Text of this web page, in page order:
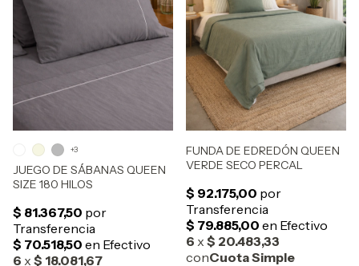
JUEGO DE SÁBANAS QUEEN
SIZE 180 HILOS
+3
FUNDA DE EDREDÓN QUEEN
VERDE SECO PERCAL